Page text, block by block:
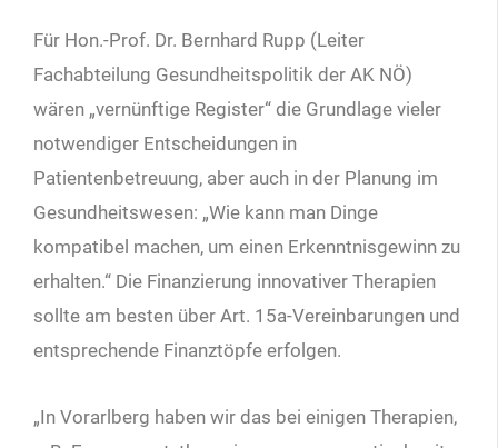
Für Hon.-Prof. Dr. Bernhard Rupp (Leiter
Fachabteilung Gesundheitspolitik der AK NÖ)
wären „vernünftige Register“ die Grundlage vieler
notwendiger Entscheidungen in
Patientenbetreuung, aber auch in der Planung im
Gesundheitswesen: „Wie kann man Dinge
kompatibel machen, um einen Erkenntnisgewinn zu
erhalten.“ Die Finanzierung innovativer Therapien
sollte am besten über Art. 15a-Vereinbarungen und
entsprechende Finanztöpfe erfolgen.
„In Vorarlberg haben wir das bei einigen Therapien,